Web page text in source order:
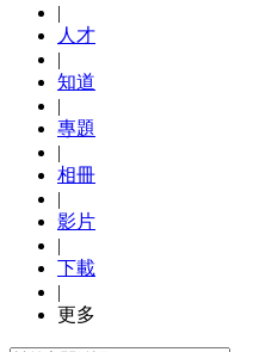
|
人才
|
知道
|
專題
|
相冊
|
影片
|
下載
|
更多